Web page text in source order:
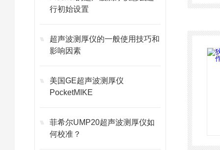
行初始设置
超声波测厚仪的一般使用技巧和
影响因素
美国GE超声波测厚仪
PocketMIKE
菲希尔UMP20超声波测厚仪如
何校准？